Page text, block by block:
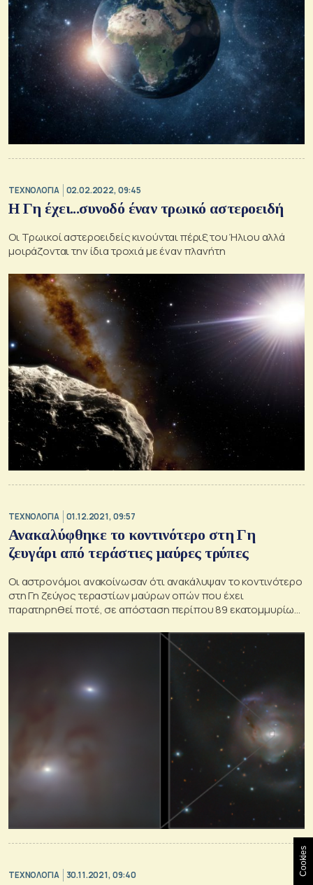
ΤΕΧΝΟΛΟΓΙΑ 02.02.2022, 09:45
Η Γη έχει...συνοδό έναν τρωικό αστεροειδή
Οι Τρωικοί αστεροειδείς κινούνται πέριξ του Ήλιου αλλά
μοιράζονται την ίδια τροχιά με έναν πλανήτη
ΤΕΧΝΟΛΟΓΙΑ 01.12.2021, 09:57
Ανακαλύφθηκε το κοντινότερο στη Γη
ζευγάρι από τεράστιες μαύρες τρύπες
Οι αστρονόμοι ανακοίνωσαν ότι ανακάλυψαν το κοντινότερο
στη Γη ζεύγος τεραστίων μαύρων οπών που έχει
παρατηρηθεί ποτέ, σε απόσταση περίπου 89 εκατομμυρίων
ΤΕΧΝΟΛΟΓΙΑ 30.11.2021, 09:40 Cookies